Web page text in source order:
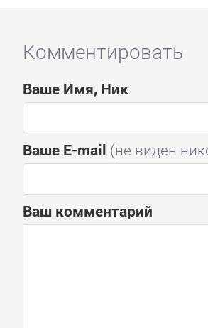
Комментировать
Ваше Имя, Ник
Ваше E-mail (не виден
Ваш комментарий